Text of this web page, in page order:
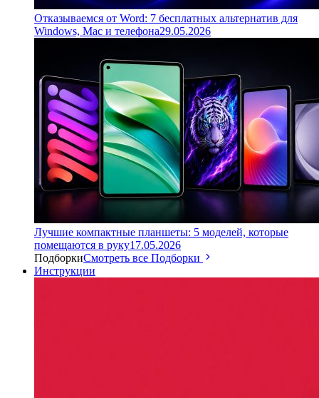
Отказываемся от Word: 7 бесплатных альтернатив для
Windows, Mac и телефона29.05.2026
Лучшие компактные планшеты: 5 моделей, которые
помещаются в руку17.05.2026
ПодборкиСмотреть все Подборки
Инструкции